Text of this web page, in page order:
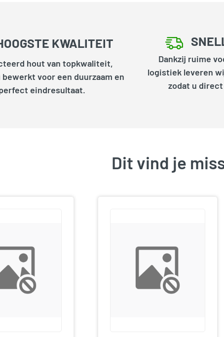
KWALITEIT
hout van topkwaliteit,
voor een duurzaam en
eindresultaat.
Dankzij ruime
logistiek leveren
zodat u direct
Dit vind je